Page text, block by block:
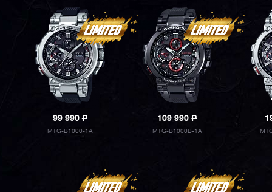
99 990P
MTG-B1000-1A
109 990P
MTG-B1000B-1A